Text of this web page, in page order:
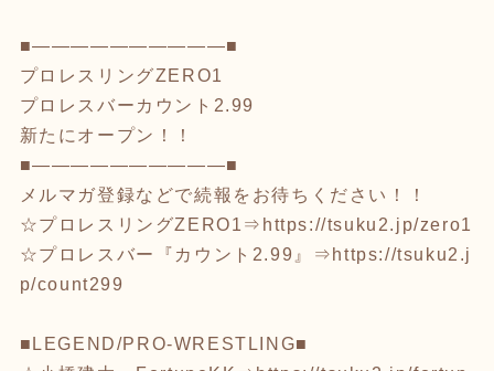
■――――――――――■
プロレスリングZERO1
プロレスバーカウント2.99
新たにオープン！！
■――――――――――■
メルマガ登録などで続報をお待ちください！！
☆プロレスリングZERO1⇒ https://tsuku2.jp/zero1
☆プロレスバー『カウント2.99』⇒ https://tsuku2.j
p/count299
■LEGEND/PRO-WRESTLING■